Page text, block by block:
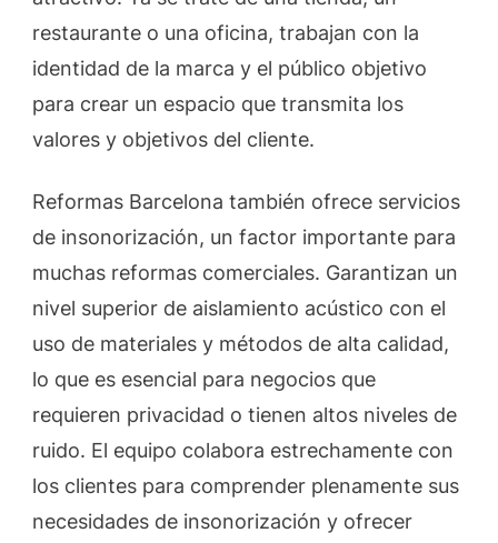
restaurante o una oficina, trabajan con la
identidad de la marca y el público objetivo
para crear un espacio que transmita los
valores y objetivos del cliente.
Reformas Barcelona también ofrece servicios
de insonorización, un factor importante para
muchas reformas comerciales. Garantizan un
nivel superior de aislamiento acústico con el
uso de materiales y métodos de alta calidad,
lo que es esencial para negocios que
requieren privacidad o tienen altos niveles de
ruido. El equipo colabora estrechamente con
los clientes para comprender plenamente sus
necesidades de insonorización y ofrecer